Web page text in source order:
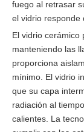
fuego al retrasar
el vidrio responde
El vidrio cerámico
manteniendo las
proporciona
mínimo. El vidrio
que su capa
radiación al
calientes. La